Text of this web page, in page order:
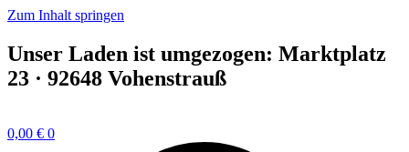
Zum Inhalt springen
Unser Laden ist umgezogen: Marktplatz
23 · 92648 Vohenstrauß
0,00 € 0